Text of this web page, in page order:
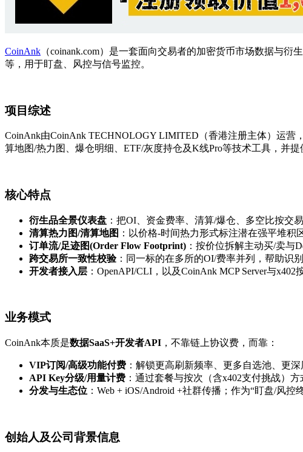
CoinAnk （coinank.com）是一套面向交易者的加密货币市场数据与
等，用于盯盘、风控与信号监控。
项目综述
CoinAnk由CoinAnk TECHNOLOGY LIMITED（香港注册主体）运
算地图/热力图、爆仓明细、ETF/灰度持仓及K线Pro等技术工具，并
核心特点
衍生品全景仪表盘 ：把OI、资金费率、清算/爆仓、多空比按交
清算热力图/清算地图 ：以价格-时间热力形式标注潜在强平堆积
订单流/足迹图(Order Flow Footprint) ：按价位拆解主动买/卖与
跨交易所一致性校验：同一标的在多所的OI/费率并列，帮助识
开发者接入层 ：OpenAPI/CLI，以及CoinAnk MCP Server与
业务模式
CoinAnk本质是数据SaaS+开发者API ，不靠链上协议费，而靠：
VIP订阅/高级功能付费 ：解锁更高刷新频率、更多自选池、更
API Key分级/用量计费 ：通过套餐与按次（含x402支付挑战）方
分发与生态位 ：Web + iOS/Android +社群传播；作为“盯盘/风
创始人及公司背景信息